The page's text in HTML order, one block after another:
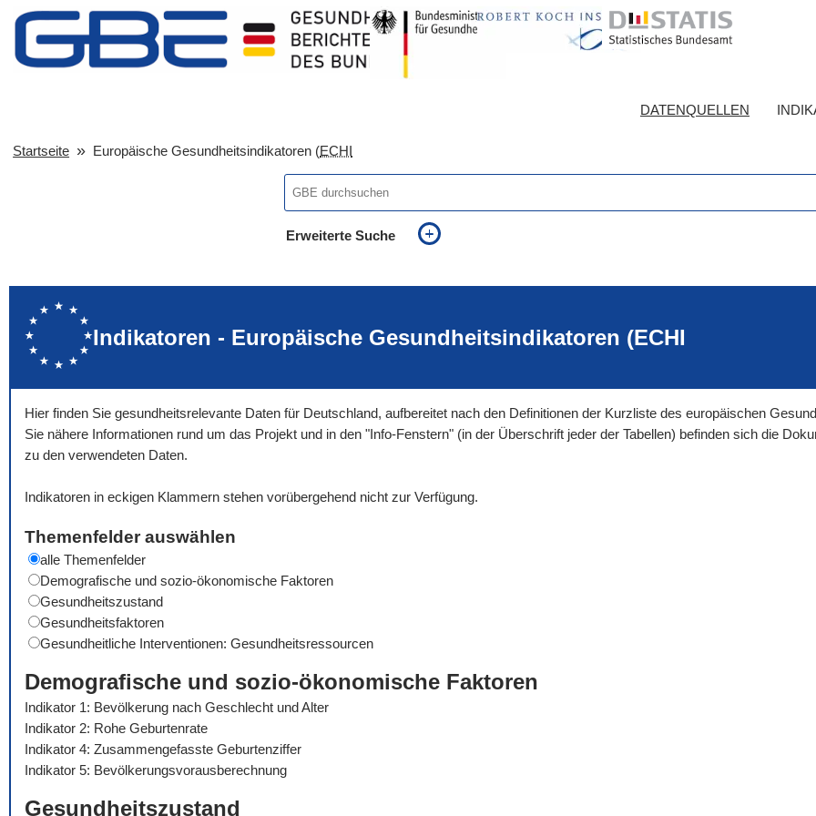
DATENQUELLEN
Startseite Europäische Gesundheitsindikatoren (ECHI
Erweiterte Suche
Indikatoren - Europäische Gesundheitsindikatoren (ECHI
Hier finden Sie gesundheitsrelevante Daten für Deutschland, aufbereitet nach den Definitionen der Kurzliste des europäischen
Sie nähere Informationen rund um das Projekt und in den "Info-Fenstern" (in der Überschrift jeder der Tabellen) befinden sich die
zu den verwendeten Daten.
Indikatoren in eckigen Klammern stehen vorübergehend nicht zur Verfügung.
Themenfelder auswählen
alle Themenfelder
Demografische und sozio-ökonomische Faktoren
Gesundheitszustand
Gesundheitsfaktoren
Gesundheitliche Interventionen: Gesundheitsressourcen
Demografische und sozio-ökonomische Faktoren
Indikator 1: Bevölkerung nach Geschlecht und Alter
Indikator 2: Rohe Geburtenrate
Indikator 4: Zusammengefasste Geburtenziffer
Indikator 5: Bevölkerungsvorausberechnung
Gesundheitszustand